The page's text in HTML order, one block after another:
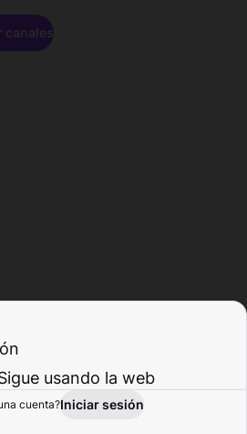
Actividad
canales
usando la web
cuenta?Iniciar sesión